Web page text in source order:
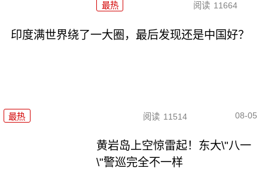
最热 阅读 11664
印度满世界绕了一大圈，最后发现还是中国好？
最热 阅读 11514 08-05
黄岩岛上空惊雷起！东大\"八一
\"警巡完全不一样